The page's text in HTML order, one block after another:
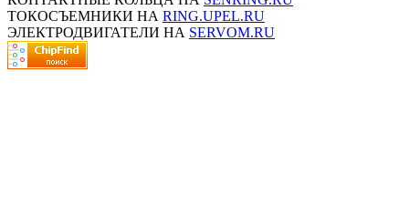
ТОКОСЪЕМНИКИ НА RING.UPEL.RU
ЭЛЕКТРОДВИГАТЕЛИ НА SERVOM.RU